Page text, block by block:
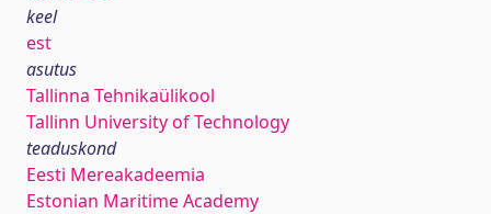
keel
est
asutus
Tallinna Tehnikaülikool
Tallinn University of Technology
teaduskond
Eesti Mereakadeemia
Estonian Maritime Academy